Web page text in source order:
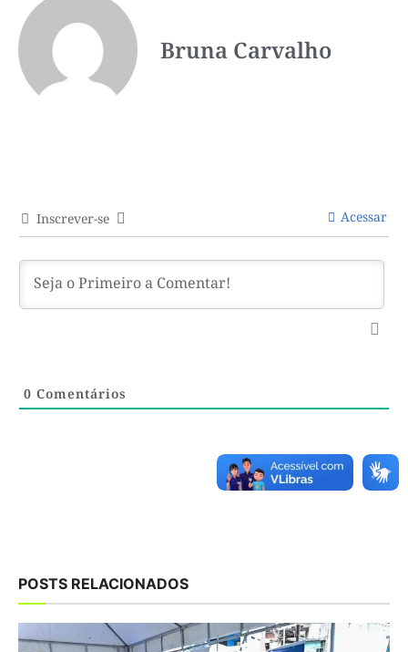
Bruna Carvalho
Inscrever-se Acessar
0 Comentários
POSTS RELACIONADOS